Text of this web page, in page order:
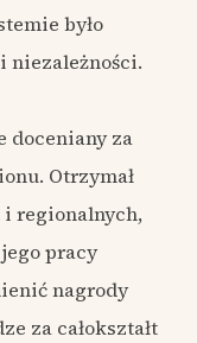
było
niezależności.
doceniany za
Otrzymał
i regionalnych,
pracy
nagrody
za całokształt